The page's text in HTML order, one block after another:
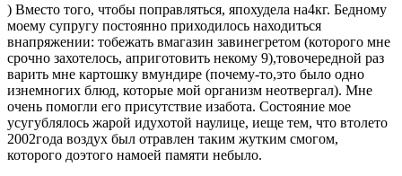
) Вместо того, чтобы поправляться, япохудела на4кг. Бедному
моему супругу постоянно приходилось находиться
внапряжении: тобежать вмагазин завинегретом (которого мне
срочно захотелось, априготовить некому 9),товочередной раз
варить мне картошку вмундире (почему-то,это было одно
изнемногих блюд, которые мой организм неотвергал). Мне
очень помогли его присутствие изабота. Состояние мое
усугублялось жарой идухотой наулице, иеще тем, что втолето
2002года воздух был отравлен таким жутким смогом,
которого доэтого намоей памяти небыло.